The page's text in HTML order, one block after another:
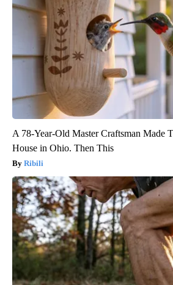
A 78-Year-Old Master Craftsman Made
House in Ohio. Then This
Ribili